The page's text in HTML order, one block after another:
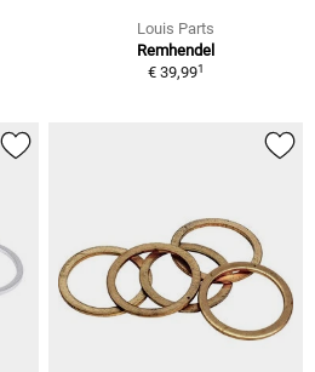
Louis Parts
Remhendel
€ 39,991